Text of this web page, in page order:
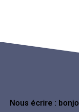
Nous écrire :